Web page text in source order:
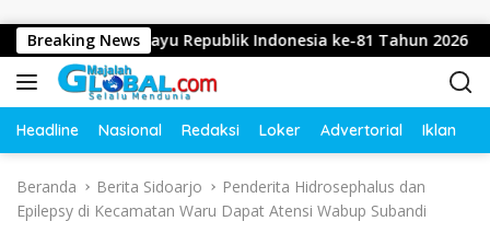
Breaking News
Dirgahayu Republik Indonesia ke-81 Tahun 2026
Headline Nasional Redaksi Loker Advertorial Iklan
Beranda Berita Sidoarjo
Penderita Hidrosephalus dan
Epilepsy di Kecamatan Waru Dapat Atensi Wabup Subandi